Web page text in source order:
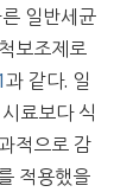
일반세균
보조제로
과 같다. 일
료보다 식
적으로 감
적용했을